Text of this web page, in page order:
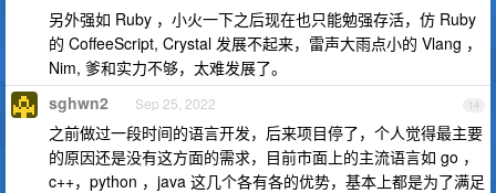
另外强如 Ruby ，小火一下之后现在也只能勉强存活，仿 Ruby
的 CoffeeScript, Crystal 发展不起来，雷声大雨点小的 Vlang ，
Nim, 爹和实力不够，太难发展了。
14
sghwn2 Sep 25, 2022
之前做过一段时间的语言开发，后来项目停了，个人觉得最主要
的原因还是没有这方面的需求，目前市面上的主流语言如 go ，
c++，python ，java 这几个各有各的优势，基本上都是为了满足